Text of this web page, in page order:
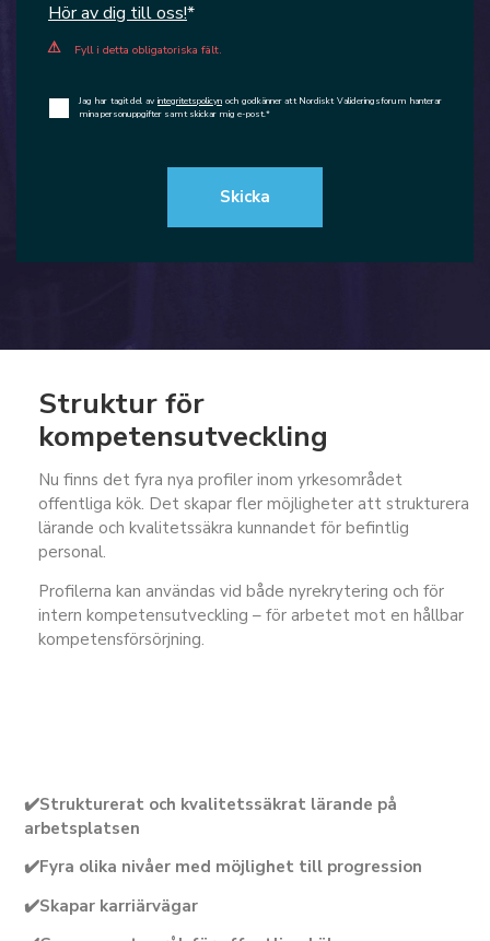
Hör av dig till oss!*
Fyll i detta obligatoriska fält.
Jag har tagit del av integritetspolicyn och godkänner att Nordiskt Valideringsforum hanterar
mina personuppgifter samt skickar mig e-post.*
Struktur för
kompetensutveckling
Nu finns det fyra nya profiler inom yrkesområdet
offentliga kök. Det skapar fler möjligheter att strukturera
lärande och kvalitetssäkra kunnandet för befintlig
personal.
Profilerna kan användas vid både nyrekrytering och för
intern kompetensutveckling – för arbetet mot en hållbar
kompetensförsörjning.
✔️Strukturerat och kvalitetssäkrat lärande på
arbetsplatsen
✔️Fyra olika nivåer med möjlighet till progression
✔️Skapar karriärvägar